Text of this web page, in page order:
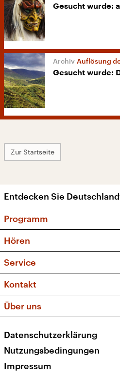
Gesucht wurde:
Auflösung
Gesucht wurde:
Zur Startseite
Entdecken Sie
Programm
Sendungen und
Musikliste
Kakadu – Das
Hören
Frequenzen (UKW +
Service
FAQ
Apps
Newsletter
Veranstaltungen
Kontakt
Social Media
Über uns
Presse
Karriere
Transparenz
Datenschutzerklärung
Nutzungsbedingungen
Impressum